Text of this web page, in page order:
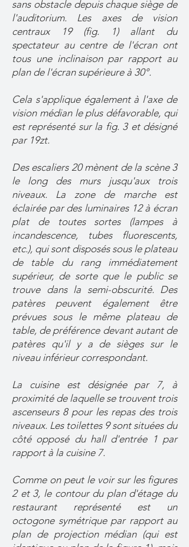
sans obstacle depuis chaque siège de
l'auditorium. Les axes de vision
centraux 19 (fig. 1) allant du
spectateur au centre de l'écran ont
tous une inclinaison par rapport au
plan de l'écran supérieure à 30°.
Cela s'applique également à l'axe de
vision médian le plus défavorable, qui
est représenté sur la fig. 3 et désigné
par 19zt.
Des escaliers 20 mènent de la scène 3
le long des murs jusqu'aux trois
niveaux. La zone de marche est
éclairée par des luminaires 12 à écran
plat de toutes sortes (lampes à
incandescence, tubes fluorescents,
etc.), qui sont disposés sous le plateau
de table du rang immédiatement
supérieur, de sorte que le public se
trouve dans la semi-obscurité. Des
patères peuvent également être
prévues sous le même plateau de
table, de préférence devant autant de
patères qu'il y a de sièges sur le
niveau inférieur correspondant.
La cuisine est désignée par 7, à
proximité de laquelle se trouvent trois
ascenseurs 8 pour les repas des trois
niveaux. Les toilettes 9 sont situées du
côté opposé du hall d'entrée 1 par
rapport à la cuisine 7.
Comme on peut le voir sur les figures
2 et 3, le contour du plan d'étage du
restaurant représenté est un
octogone symétrique par rapport au
plan de projection médian (qui est